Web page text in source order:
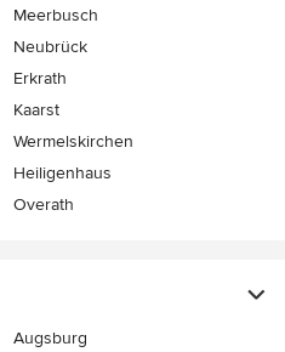
Meerbusch
Neubrück
Erkrath
Kaarst
Wermelskirchen
Heiligenhaus
Overath
Augsburg